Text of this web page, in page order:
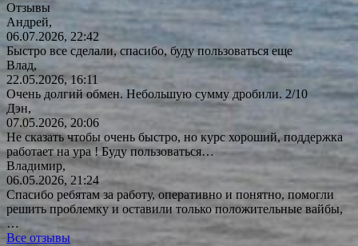
Отзывы
Андрей,
06.07.2026, 22:42
Быстро все сделали, спасибо, буду пользоваться еще
Влад,
22.05.2026, 16:11
Очень долгий обмен. Небольшую сумму дробили. 2/10
Дэн,
07.05.2026, 20:06
Не сказать чтобы очень быстро, но курс хороший, поддержка
работает на ура ! Будупользоваться…
Владимир,
06.05.2026, 21:24
Спасибо ребятам за работу, оперативно и понятно, помогли
решить проблемку и оставили только положительные вайбы,
…
Все отзывы